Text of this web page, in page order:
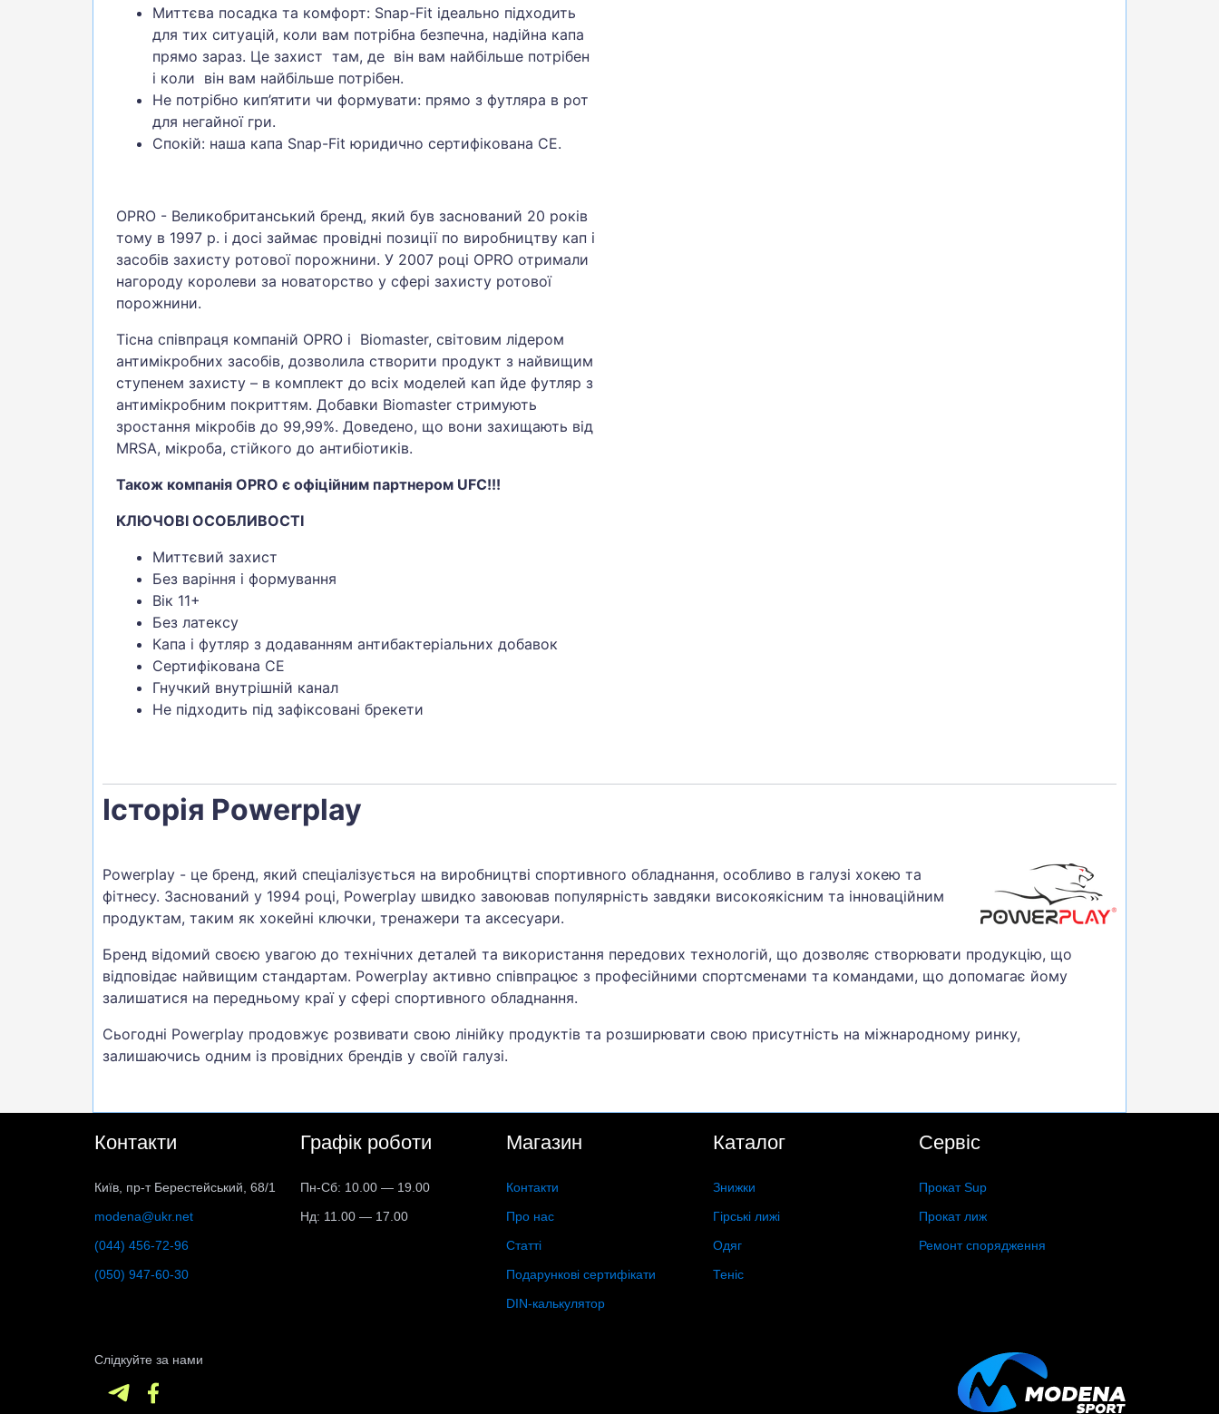
Миттєва посадка та комфорт: Snap-Fit ідеально підходить
для тих ситуацій, коли вам потрібна безпечна, надійна капа
прямо зараз. Це захист там, де він вам найбільше потрібен
і коли він вам найбільше потрібен.
Не потрібно кип’ятити чи формувати: прямо з футляра в рот
для негайної гри.
Спокій: наша капа Snap-Fit юридично сертифікована CE.
OPRO - Великобританський бренд, який був заснований 20 років
тому в 1997 р. і досі займає провідні позиції по виробництву кап і
засобів захисту ротової порожнини. У 2007 році OPRO отримали
нагороду королеви за новаторство у сфері захисту ротової
порожнини.
Тісна співпраця компаній OPRO і Biomaster, світовим лідером
антимікробних засобів, дозволила створити продукт з найвищим
ступенем захисту – в комплект до всіх моделей кап йде футляр з
антимікробним покриттям. Добавки Biomaster стримують
зростання мікробів до 99,99%. Доведено, що вони захищають від
MRSA, мікроба, стійкого до антибіотиків.
Також компанія OPRO є офіційним партнером UFC!!!
КЛЮЧОВІ ОСОБЛИВОСТІ
Миттєвий захист
Без варіння і формування
Вік 11+
Без латексу
Капа і футляр з додаванням антибактеріальних добавок
Сертифікована CE
Гнучкий внутрішній канал
Не підходить під зафіксовані брекети
Історія Powerplay
Powerplay - це бренд, який спеціалізується на виробництві спортивного обладнання, особливо в галузі хокею та
фітнесу. Заснований у 1994 році, Powerplay швидко завоював популярність завдяки високоякісним та інноваційним
продуктам, таким як хокейні ключки, тренажери та аксесуари.
Бренд відомий своєю увагою до технічних деталей та використання передових технологій, що дозволяє створювати продукцію, що
відповідає найвищим стандартам. Powerplay активно співпрацює з професійними спортсменами та командами, що допомагає йому
залишатися на передньому краї у сфері спортивного обладнання.
Сьогодні Powerplay продовжує розвивати свою лінійку продуктів та розширювати свою присутність на міжнародному ринку,
залишаючись одним із провідних брендів у своїй галузі.
Контакти
Київ, пр-т Берестейський, 68/1
modena@ukr.net
(044) 456-72-96
(050) 947-60-30
Графік роботи
Пн-Сб: 10.00 — 19.00
Нд: 11.00 — 17.00
Магазин
Контакти
Про нас
Статті
Подарункові сертифікати
DIN-калькулятор
Каталог
Знижки
Гірські лижі
Одяг
Теніс
Сервіс
Прокат Sup
Прокат лиж
Ремонт спорядження
Слідкуйте за нами